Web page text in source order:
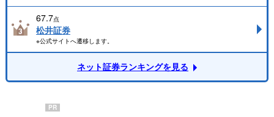
67.7点
松井証券
※公式サイトへ遷移します。
ネット証券ランキングを見る
PR